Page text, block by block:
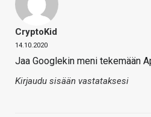
CryptoKid
14.10.2020
Jaa Googlekin meni tekemään
Kirjaudu sisään vastataksesi